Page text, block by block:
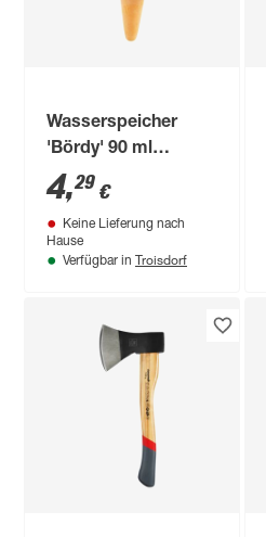
Wasserspeicher
'Bördy' 90 ml
transparent
4,29 €
Keine Lieferung nach
Hause
Verfügbar in Troisdorf